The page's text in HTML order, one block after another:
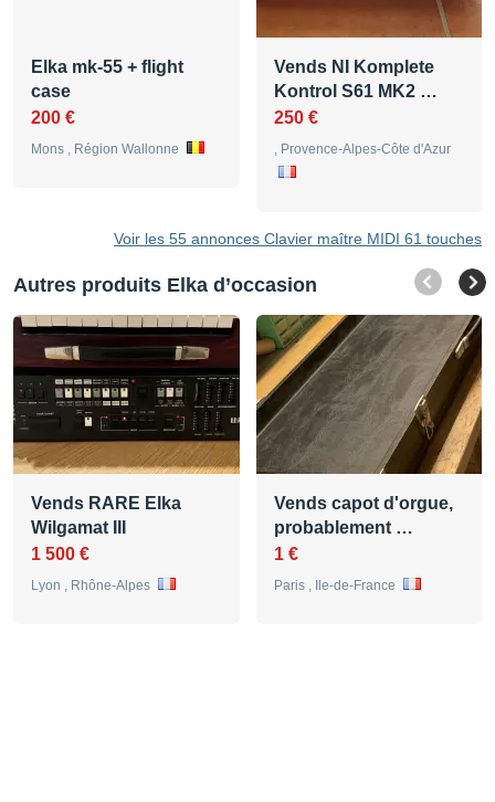
Elka mk-55 + flight
case
200 €
Mons , Région Wallonne
Vends NI Komplete
Kontrol S61 MK2 …
250 €
, Provence-Alpes-Côte d'Azur
Voir les 55 annonces Clavier maître MIDI 61 touches
Autres produits Elka d’occasion
Vends RARE Elka
Wilgamat III
1 500 €
Lyon , Rhône-Alpes
Vends capot d'orgue,
probablement …
1 €
Paris , Ile-de-France